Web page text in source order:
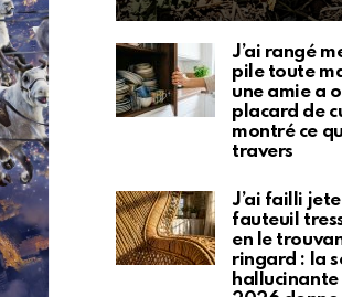
J’ai rangé
pile toute
une amie a
placard de
montré ce
travers
J’ai failli
fauteuil
en le
ringard : la
hallucinante